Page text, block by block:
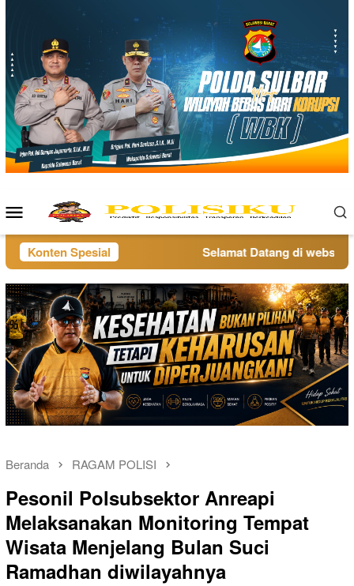
Menu
Mobile
Konten Spesial Selamat Datang di website
Beranda RAGAM POLISI
Pesonil Polsubsektor Anreapi
Melaksanakan Monitoring Tempat
Wisata Menjelang Bulan Suci
Ramadhan diwilayahnya